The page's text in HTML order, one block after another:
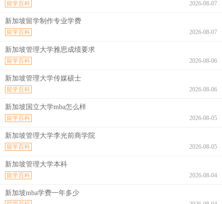
2026-08-07
留学百科
新加坡留学制作专业学费
2026-08-07
留学百科
新加坡管理大学雅思成绩要求
2026-08-06
留学百科
新加坡管理大学传媒硕士
2026-08-06
留学百科
新加坡国立大学mba怎么样
2026-08-05
留学百科
新加坡管理大学李光前商学院
2026-08-05
留学百科
新加坡管理大学本科
2026-08-04
留学百科
新加坡mba学费一年多少